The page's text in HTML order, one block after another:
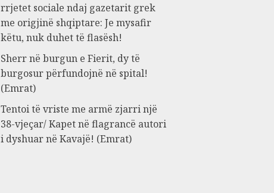
rrjetet sociale ndaj gazetarit grek
me origjinë shqiptare: Je mysafir
këtu, nuk duhet të flasësh!
Sherr në burgun e Fierit, dy të
burgosur përfundojnë në spital!
(Emrat)
Tentoi të vriste me armë zjarri një
38-vjeçar/ Kapet në flagrancë autori
i dyshuar në Kavajë! (Emrat)